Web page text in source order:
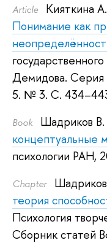
Article Кияткина
Понимание как
Демидова. Серия
5. № 3. С.
Book Шадриков
концептуальные
психологии РАН,
Сhapter
теория
Психология
Сборник статей